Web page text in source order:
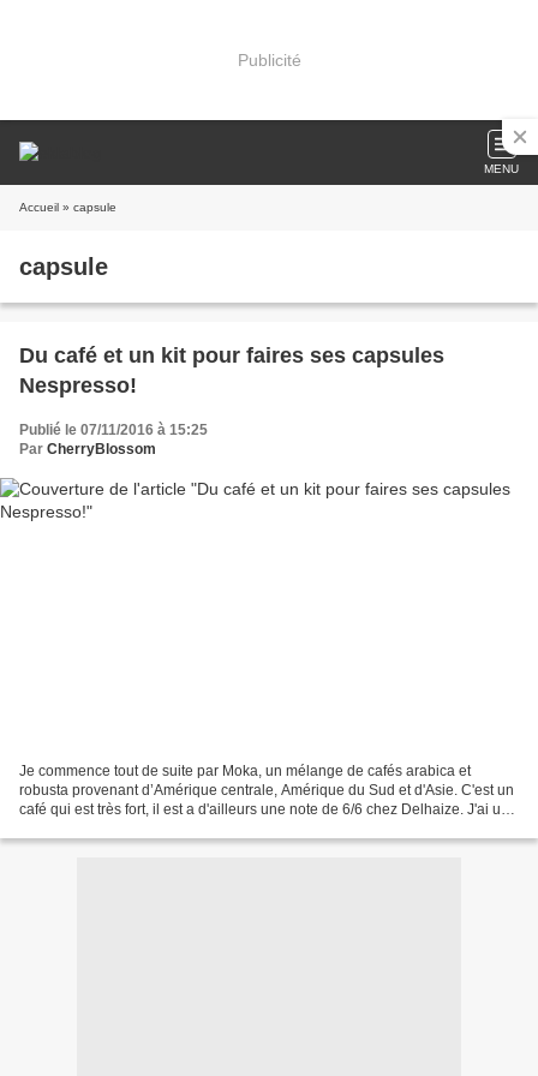
Publicité
MENU
Accueil » capsule
capsule
Du café et un kit pour faires ses capsules
Nespresso!
Publié le 07/11/2016 à 15:25
Par CherryBlossom
Je commence tout de suite par Moka, un mélange de cafés arabica et
robusta provenant d’Amérique centrale, Amérique du Sud et d'Asie. C'est un
café qui est très fort, il est a d'ailleurs une note de 6/6 chez Delhaize. J'ai un